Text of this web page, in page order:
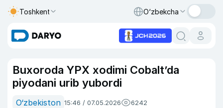
Toshkent O‘zbekcha
Buxoroda YPX xodimi Cobalt’da
piyodani urib yubordi
O‘zbekiston 15:46 / 07.05.2026 6242